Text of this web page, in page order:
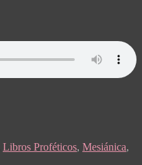
Libros Proféticos, Mesiánica,